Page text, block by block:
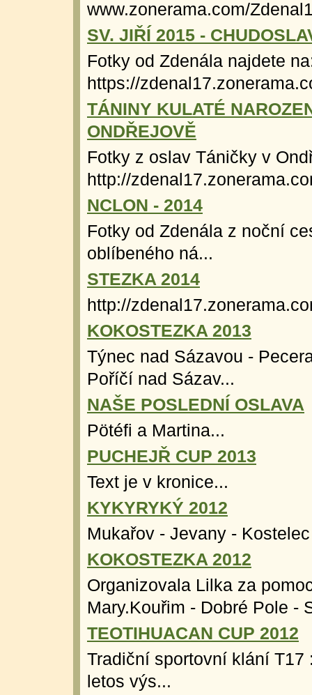
www.zonerama.com/
SV. JIŘÍ 2015 -
Fotky od Zdenála najdete
https://
TÁNINY KULATÉ
ONDŘEJOVĚ
Fotky z oslav Táničky v
http://
NCLON - 2014
Fotky od Zdenála z noční
oblíbeného ná...
STEZKA 2014
http://
KOKOSTEZKA 2013
Týnec nad Sázavou -
Poříčí nad Sázav...
NAŠE POSLEDNÍ OSLAVA
Pötéfi a Martina...
PUCHEJŘ CUP 2013
Text je v kronice...
KYKYRYKÝ 2012
Mukařov - Jevany -
KOKOSTEZKA 2012
Organizovala Lilka za
Mary.Kouřim - Dobré Pole -
TEOTIHUACAN CUP 2012
Tradiční sportovní klání T17
letos výs...